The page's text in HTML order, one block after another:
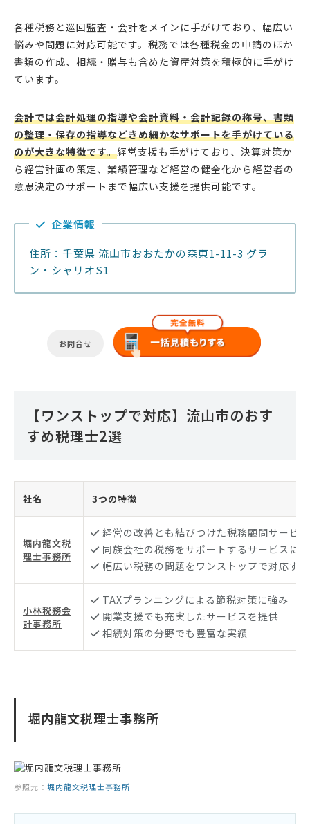
各種税務と巡回監査・会計をメインに手がけており、幅広い
悩みや問題に対応可能です。税務では各種税金の申請のほか
書類の作成、相続・贈与も含めた資産対策を積極的に手がけ
ています。
会計では会計処理の指導や会計資料・会計記録の称号、書類
の整理・保存の指導などきめ細かなサポートを手がけている
のが大きな特徴です。経営支援も手がけており、決算対策か
ら経営計画の策定、業績管理など経営の健全化から経営者の
意思決定のサポートまで幅広い支援を提供可能です。
企業情報
住所：千葉県 流山市おおたかの森東1-11-3 グラ
ン・シャリオS1
お問合せ
【ワンストップで対応】流山市のおす
すめ税理士2選
社名 3つの特徴
堀内龍文税
理士事務所
経営の改善とも結びつけた税務顧問サービ
同族会社の税務をサポートするサービスに
幅広い税務の問題をワンストップで対応す
小林税務会
計事務所
TAXプランニングによる節税対策に強み
開業支援でも充実したサービスを提供
相続対策の分野でも豊富な実績
堀内龍文税理士事務所
参照元： 堀内龍文税理士事務所